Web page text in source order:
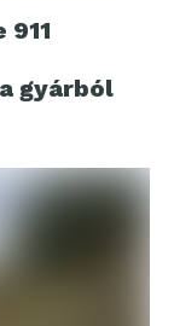
gyárból